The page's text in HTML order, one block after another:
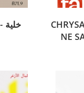
BUILDING BLOCKS - خلية
NE